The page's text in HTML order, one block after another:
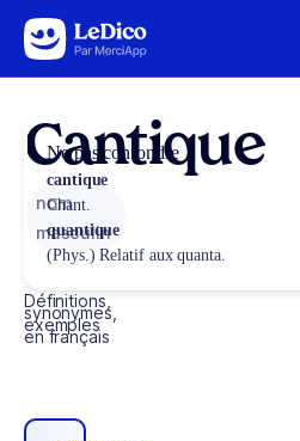
Aller au contenu
Cantique
nom
masculin
Définitions,
synonymes,
exemples
en français
Ne pas confondre
cantique
Chant.
quantique
(Phys.) Relatif aux quanta.